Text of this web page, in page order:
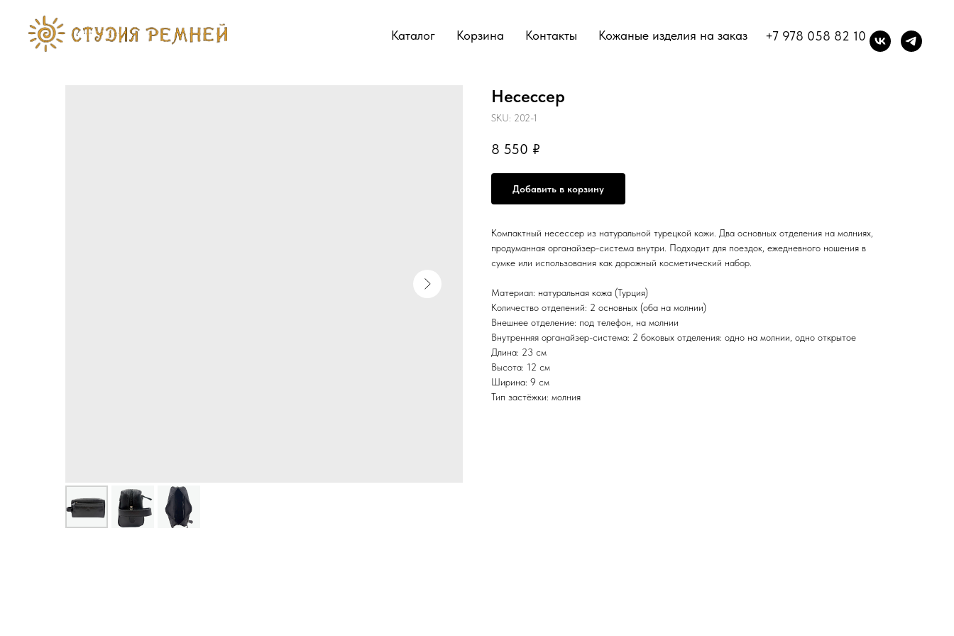
Каталог Корзина Контакты Кожаные изделия на заказ +7 978 058 82 10
Несессер
SKU: 202-1
8 550 ₽
Добавить в корзину
Компактный несессер из натуральной турецкой кожи. Два основных отделения на молниях,
продуманная органайзер-система внутри. Подходит для поездок, ежедневного ношения в
сумке или использования как дорожный косметический набор.
Материал: натуральная кожа (Турция)
Количество отделений: 2 основных (оба на молнии)
Внешнее отделение: под телефон, на молнии
Внутренняя органайзер-система: 2 боковых отделения: одно на молнии, одно открытое
Длина: 23 см
Высота: 12 см
Ширина: 9 см
Тип застёжки: молния